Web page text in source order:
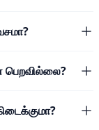
பெறவில்லை?